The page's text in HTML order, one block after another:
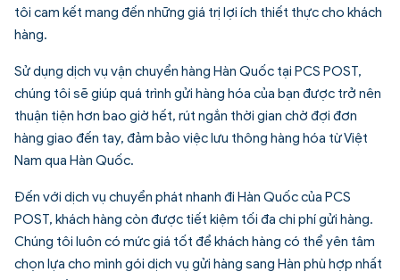
tôi cam kết mang đến những giá trị lợi ích thiết thực cho khách
hàng.
Sử dụng dịch vụ vận chuyển hàng Hàn Quốc tại PCS POST,
chúng tôi sẽ giúp quá trình gửi hàng hóa của bạn được trở nên
thuận tiện hơn bao giờ hết, rút ngắn thời gian chờ đợi đơn
hàng giao đến tay, đảm bảo việc lưu thông hàng hóa từ Việt
Nam qua Hàn Quốc.
Đến với dịch vụ chuyển phát nhanh đi Hàn Quốc của PCS
POST, khách hàng còn được tiết kiệm tối đa chi phí gửi hàng.
Chúng tôi luôn có mức giá tốt để khách hàng có thể yên tâm
chọn lựa cho mình gói dịch vụ gửi hàng sang Hàn phù hợp nhất